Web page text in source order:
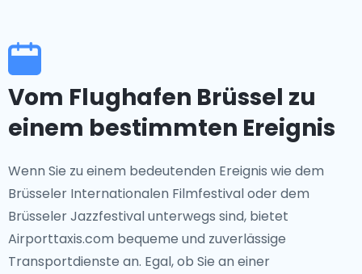
Vom Flughafen Brüssel zu
einem bestimmten Ereignis
Wenn Sie zu einem bedeutenden Ereignis wie dem
Brüsseler Internationalen Filmfestival oder dem
Brüsseler Jazzfestival unterwegs sind, bietet
Airporttaxis.com bequeme und zuverlässige
Transportdienste an. Egal, ob Sie an einer